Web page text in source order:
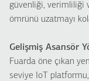
güvenliği, verimliliği
ömrünü uzatmayı
Gelişmiş Asansör
Fuarda öne çıkan
seviye IoT